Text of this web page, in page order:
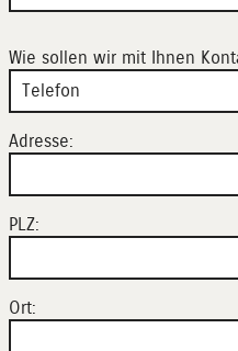
Wie sollen wir mit Ihnen
Adresse:
PLZ:
Ort: